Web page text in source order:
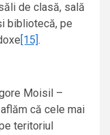
de clasă, sală
bibliotecă, pe
[15] .
Moisil –
că cele mai
teritoriul